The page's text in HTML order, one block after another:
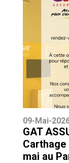
09-Mai-
GAT
Carthage
mai au